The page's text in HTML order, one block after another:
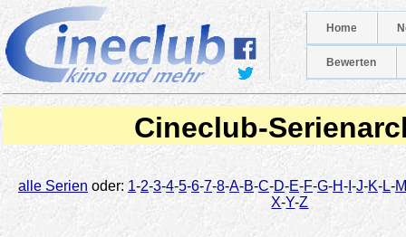
Home
Bewerten
Cineclub-
alle Serien oder: 1-2-3-4-5-6-7-8-A-B-C-D-E-F-G-H- -J-K-L-M
X-Y-Z